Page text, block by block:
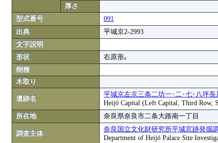
厚さ
型式番号
091
出典
平城京2-2993
文字説明
形状
右原形｡
樹種
木取り
遺跡名
平城京左京三条二坊一･二･七･八坪長
Heijō Capital (Left Capital, Third Row,
所在地
奈良県奈良市二条大路南一丁目
調査主体
奈良国立文化財研究所平城宮跡発掘
Department of Heijō Palace Site